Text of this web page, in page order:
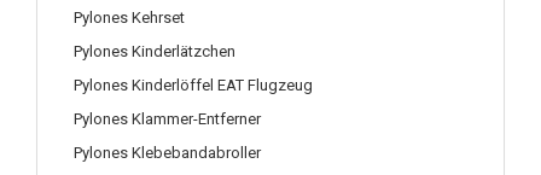
Pylones Kehrset
Pylones Kinderlätzchen
Pylones Kinderlöffel EAT Flugzeug
Pylones Klammer-Entferner
Pylones Klebebandabroller